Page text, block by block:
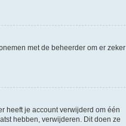
met de beheerder om er zeker
heeft je account verwijderd om één
hebben, verwijderen. Dit doen ze